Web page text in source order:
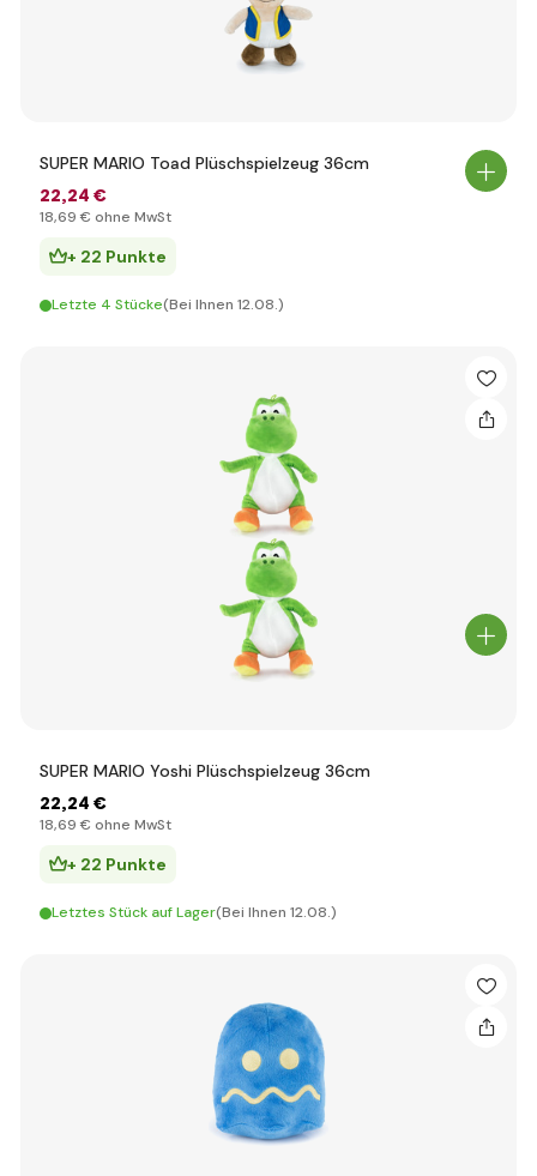
SUPER MARIO Toad Plüschspielzeug 36cm
22,24 €
18,69 € ohne MwSt
+ 22 Punkte
Letzte 4 Stücke(Bei Ihnen 12.08.)
SUPER MARIO Yoshi Plüschspielzeug 36cm
22,24 €
18,69 € ohne MwSt
+ 22 Punkte
Letztes Stück auf Lager(Bei Ihnen 12.08.)